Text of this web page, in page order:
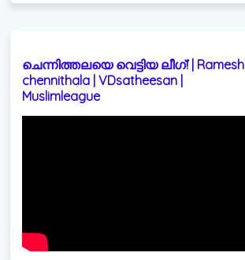
ചെന്നിത്തലയെ വെട്ടിയ ലീഗ്! | Ramesh
chennithala | VDsatheesan |
Muslimleague